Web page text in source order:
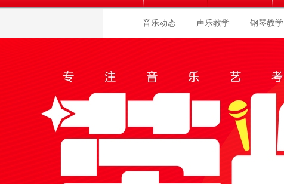
音乐动态 声乐教学 钢琴教学